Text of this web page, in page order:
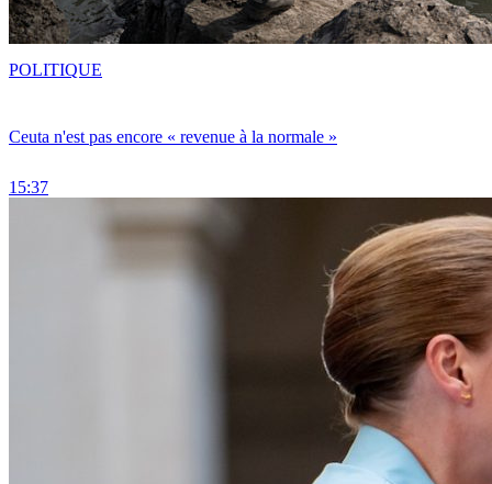
Ceuta n'est pas encore « revenue à la normale »
15:37
POLITIQUE